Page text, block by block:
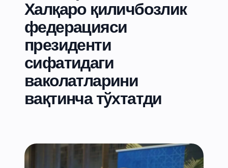
Халқаро қиличбозлик
федерацияси
президенти
сифатидаги
ваколатларини
вақтинча тўхтатди